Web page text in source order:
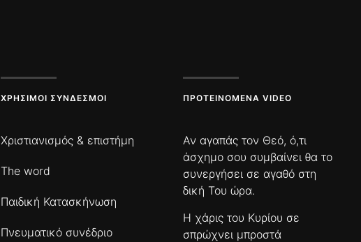
ΧΡΉΣΙΜΟΙ ΣΎΝΔΕΣΜΟΙ
Χριστιανισμός & επιστήμη
The word
Παιδική Κατασκήνωση
Πνευματικό συνέδριο
ΠΡΟΤΕΙΝΌΜΕΝΑ VIDEO
Αν αγαπάς τον Θεό, ό,τι
άσχημο σου συμβαίνει θα το
συνεργήσει σε αγαθό στη
δική Του ώρα.
Η χάρις του Κυρίου σε
σπρώχνει μπροστά